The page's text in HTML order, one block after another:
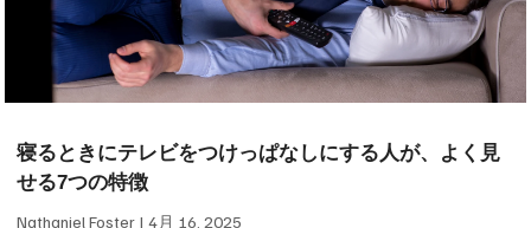
寝るときにテレビをつけっぱなしにする人が、よく見
せる7つの特徴
Nathaniel Foster 4月 16, 2025